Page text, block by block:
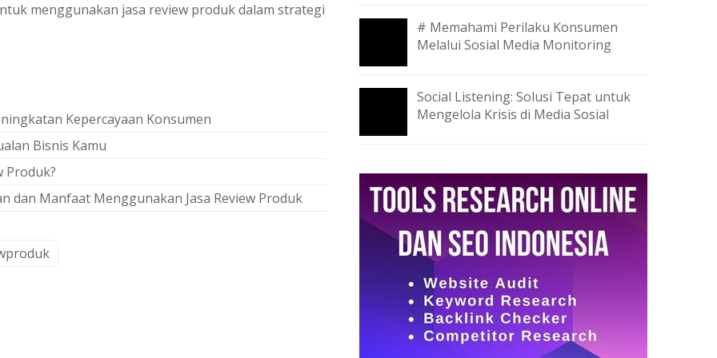
menggunakan jasa review produk dalam strategi
Kepercayaan Konsumen
Bisnis Kamu
Produk?
dan Manfaat Menggunakan Jasa Review Produk
# Memahami Perilaku Konsumen
Melalui Sosial Media Monitoring
Social Listening: Solusi Tepat untuk
Mengelola Krisis di Media Sosial